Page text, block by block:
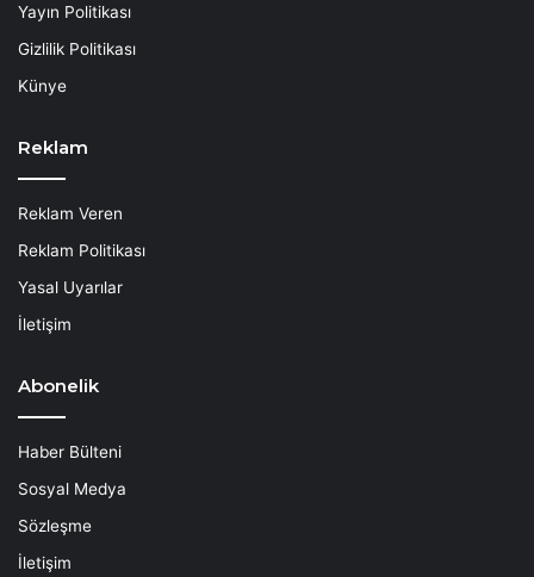
Yayın Politikası
Gizlilik Politikası
Künye
Reklam
Reklam Veren
Reklam Politikası
Yasal Uyarılar
İletişim
Abonelik
Haber Bülteni
Sosyal Medya
Sözleşme
İletişim